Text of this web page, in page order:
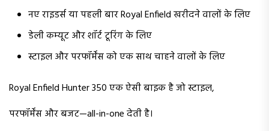
नए राइडर्स या पहली बार Royal Enfield खरीदने वालों के लिए
डेली कम्यूट और शॉर्ट टूरिंग के लिए
स्टाइल और परफॉर्मेंस को एक साथ चाहने वालों के लिए
Royal Enfield Hunter 350 एक ऐसी बाइक है जो स्टाइल,
परफॉर्मेंस और बजट—all-in-one देती है।